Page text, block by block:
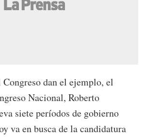
dan el ejemplo, el
Nacional, Roberto
siete períodos de gobierno
va en busca de la candidatura